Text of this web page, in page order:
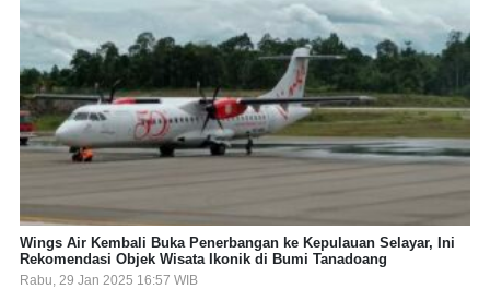
Wings Air Kembali Buka Penerbangan ke Kepulauan Selayar, Ini
Rekomendasi Objek Wisata Ikonik di Bumi Tanadoang
Rabu, 29 Jan 2025 16:57 WIB